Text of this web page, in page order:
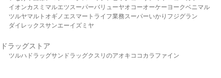
イオンカスミ マルエツスーパーバリューヤオコーオーケー ヨークベニマル
ツルヤマルト オギノ エスマート ライフ業務スーパーいかり フジグラン
ダイレックスサンエーイズミヤ
ドラッグストア
ツルハドラッグサンドラッグクスリのアオキ ココカラファイン